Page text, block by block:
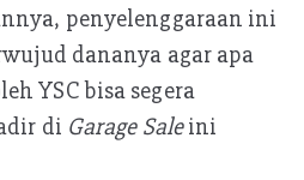
penyelenggaraan ini
dananya agar apa
YSC bisa segera
di Garage Saleini